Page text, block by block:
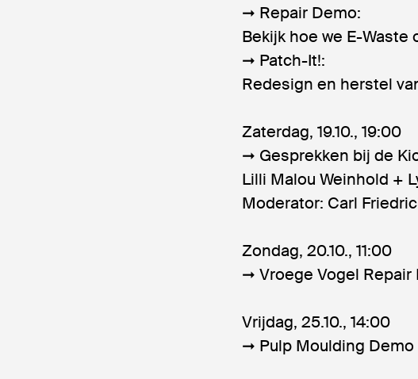
➞ Repair Demo:
Bekijk hoe we E-Waste
➞ Patch-It!:
Redesign en herstel
Zaterdag, 19.10., 19:00
➞ Gesprekken bij de
Lilli Malou Weinhold +
Moderator: Carl
Zondag, 20.10., 11:00
➞ Vroege Vogel Repair
Vrijdag, 25.10., 14:00
➞ Pulp Moulding Demo